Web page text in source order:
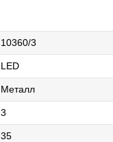
10360/3
LED
Металл
3
35